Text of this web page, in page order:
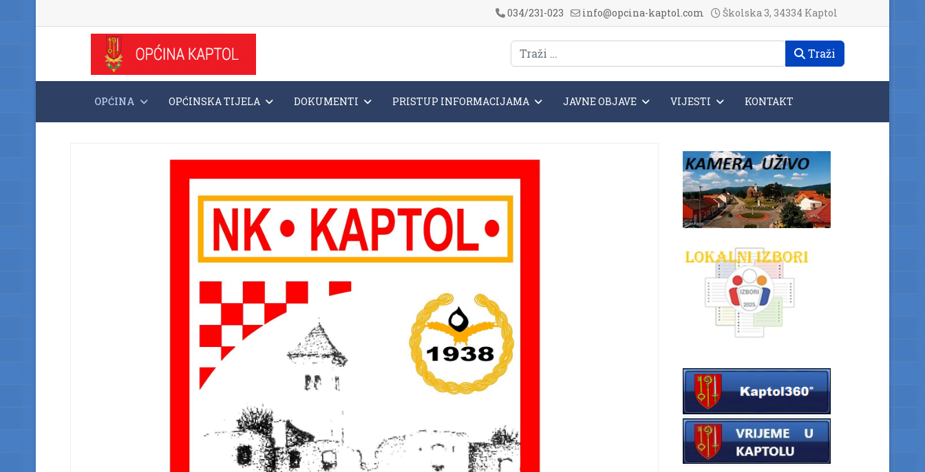
034/231-023 info@opcina-kaptol.com Školska 3, 34334 Kaptol
Traži
OPĆINA OPĆINSKA TIJELA DOKUMENTI PRISTUP INFORMACIJAMA JAVNE OBJAVE VIJESTI KONTAKT